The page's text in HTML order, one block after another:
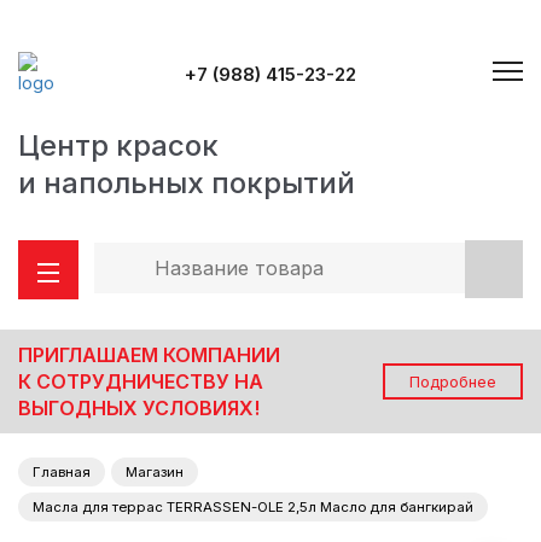
+7 (988) 415-23-22
Центр красок
и напольных покрытий
ПРИГЛАШАЕМ КОМПАНИИ
К СОТРУДНИЧЕСТВУ НА
ВЫГОДНЫХ УСЛОВИЯХ!
Подробнее
Главная Магазин
Масла для террас TERRASSEN-OLE 2,5л Масло для бангкирай